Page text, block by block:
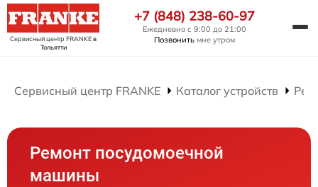
Сервисный центр FRANKEв
Тольятти
+7 (848) 238-60-97
Ежедневно с 9:00 до 21:00
Позвонить мне утром
Сервисный центр FRANKE Каталог устройств
Ремонт посудомоечной
машины